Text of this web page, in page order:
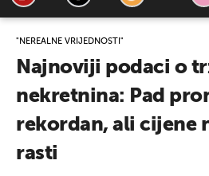
"NEREALNE VRIJEDNOSTI"
Najnoviji podaci o
nekretnina: Pad
rekordan, ali cijene
rasti